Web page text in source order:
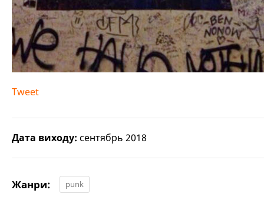
Tweet
Дата виходу: сентябрь 2018
Жанри: punk